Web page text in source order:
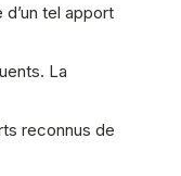
tel apport
La
reconnus de